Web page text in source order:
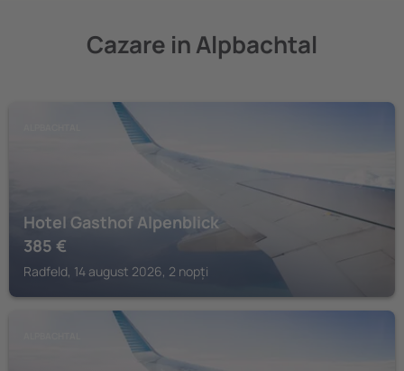
Cazare in Alpbachtal
Hotel Gasthof Alpenblick
385 €
Radfeld, 14 august 2026, 2 nopți